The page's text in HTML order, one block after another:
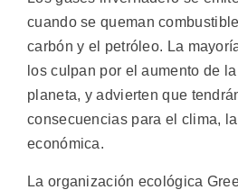
cuando se queman
carbón y el petróleo. La
los culpan por el aumento de
planeta, y advierten que
consecuencias para el clima,
económica.
La organización ecológica